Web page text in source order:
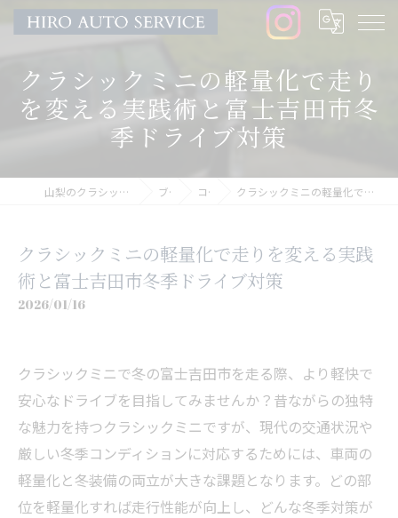
クラシックミニの軽量化で走り
を変える実践術と富士吉田市冬
季ドライブ対策
山梨のクラシックミニならHIRO AUTO SERVICE ブログ コラム クラシックミニの軽量化で走りを変える実践術と富士吉田市冬季ドライブ対策
クラシックミニの軽量化で走りを変える実践
術と富士吉田市冬季ドライブ対策
2026/01/16
クラシックミニで冬の富士吉田市を走る際、より軽快で
安心なドライブを目指してみませんか？昔ながらの独特
な魅力を持つクラシックミニですが、現代の交通状況や
厳しい冬季コンディションに対応するためには、車両の
軽量化と冬装備の両立が大きな課題となります。どの部
位を軽量化すれば走行性能が向上し、どんな冬季対策が